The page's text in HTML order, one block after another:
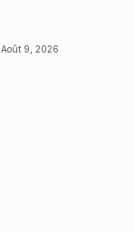
Août 9, 2026